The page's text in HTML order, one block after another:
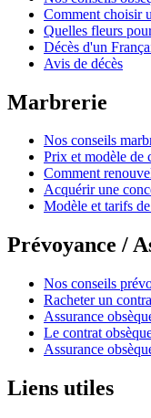
Comment choisir
Quelles fleurs
Décès d'un
Avis de décès
Marbrerie
Nos conseils
Prix et modèle de
Comment
Acquérir une
Modèle et tarifs
Prévoyance /
Nos conseils
Racheter un
Assurance
Le contrat
Assurance
Liens utiles